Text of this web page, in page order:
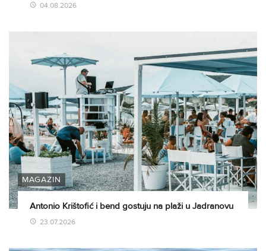
04.08.2026
MAGAZIN
Antonio Krištofić i bend gostuju na plaži u Jadranovu
23.07.2026